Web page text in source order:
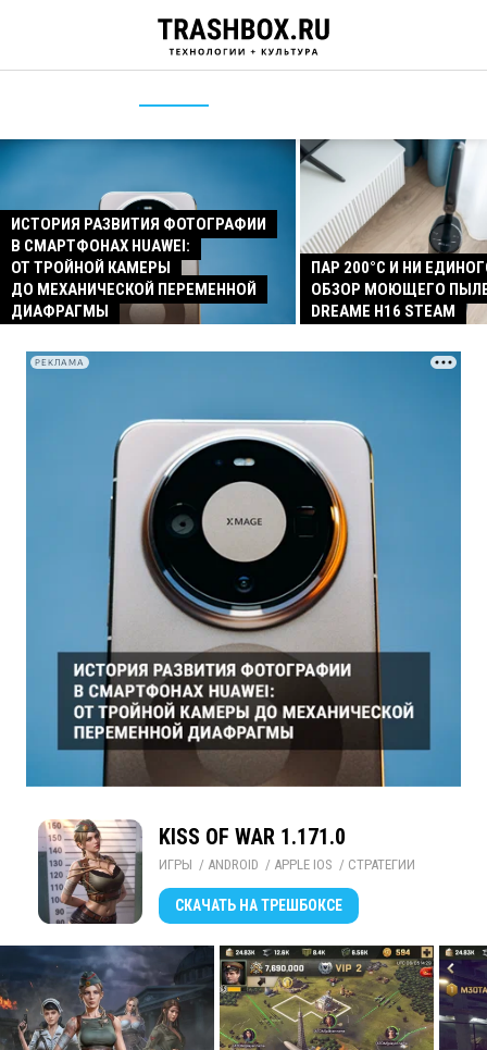
ИСТОРИЯ РАЗВИТИЯ ФОТОГРАФИИ
В СМАРТФОНАХ HUAWEI:
ОТ ТРОЙНОЙ КАМЕРЫ
ДО МЕХАНИЧЕСКОЙ ПЕРЕМЕННОЙ
ДИАФРАГМЫ
ПАР 200°C И НИ
ОБЗОР МОЮЩЕГО
DREAME H16 STEAM
РЕКЛАМА
KISS OF WAR 1.171.0
ИГРЫ / ANDROID / APPLE IOS / СТРАТЕГИИ
СКАЧАТЬ НА ТРЕШБОКСЕ